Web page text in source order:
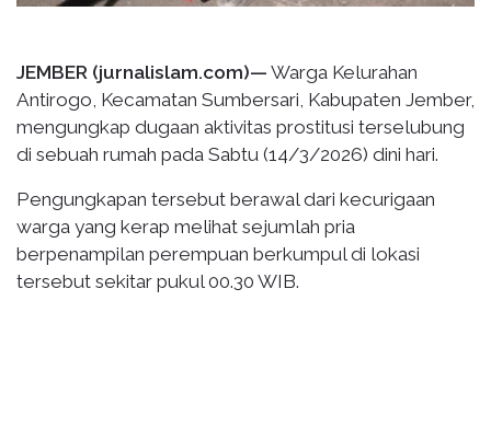
JEMBER (jurnalislam.com)— Warga Kelurahan
Antirogo, Kecamatan Sumbersari, Kabupaten Jember,
mengungkap dugaan aktivitas prostitusi terselubung
di sebuah rumah pada Sabtu (14/3/2026) dini hari.
Pengungkapan tersebut berawal dari kecurigaan
warga yang kerap melihat sejumlah pria
berpenampilan perempuan berkumpul di lokasi
tersebut sekitar pukul 00.30 WIB.